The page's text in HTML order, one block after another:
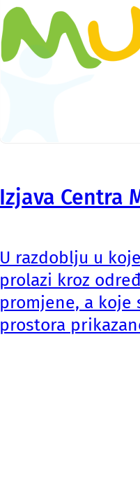
Izjava Centra
U razdoblju u
prolazi kroz
promjene, a koje
prostora